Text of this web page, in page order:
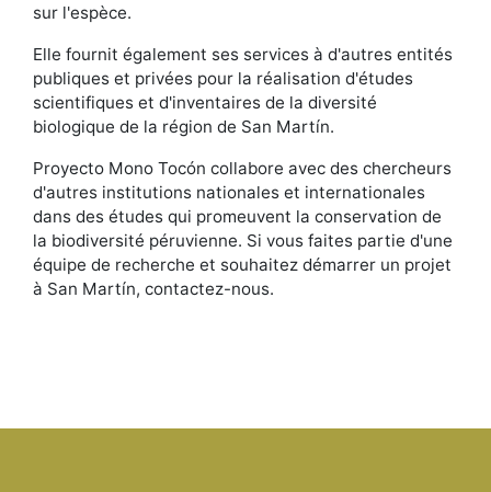
sur l'espèce.
Elle fournit également ses services à d'autres entités
publiques et privées pour la réalisation d'études
scientifiques et d'inventaires de la diversité
biologique de la région de San Martín.
Proyecto Mono Tocón collabore avec des chercheurs
d'autres institutions nationales et internationales
dans des études qui promeuvent la conservation de
la biodiversité péruvienne. Si vous faites partie d'une
équipe de recherche et souhaitez démarrer un projet
à San Martín, contactez-nous.